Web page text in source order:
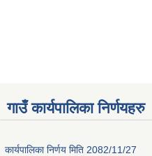
गाउँ कार्यपालिका निर्णयहरु
कार्यपालिका निर्णय मिति 2082/11/27